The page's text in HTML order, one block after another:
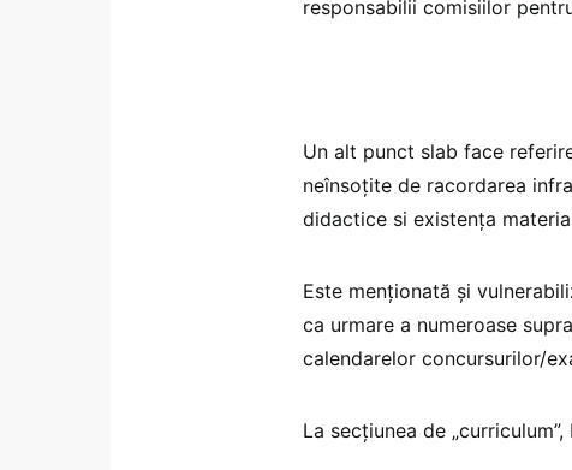
responsabilii comisiilor
Un alt punct slab face
neînsoţite de racordarea
didactice si existenţa
Este menționată și
ca urmare a numeroase
calendarelor concursurilor/
La secțiunea de